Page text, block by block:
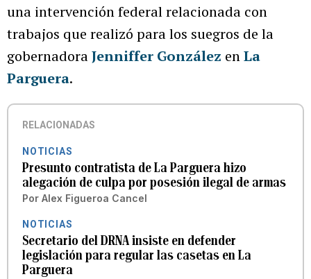
una intervención federal relacionada con
trabajos que realizó para los suegros de la
gobernadoraJenniffer González enLa
Parguera.
RELACIONADAS
NOTICIAS
Presunto contratista de La Parguera hizo
alegación de culpa por posesión ilegal de armas
Por Alex Figueroa Cancel
NOTICIAS
Secretario del DRNA insiste en defender
legislación para regular las casetas en La
Parguera